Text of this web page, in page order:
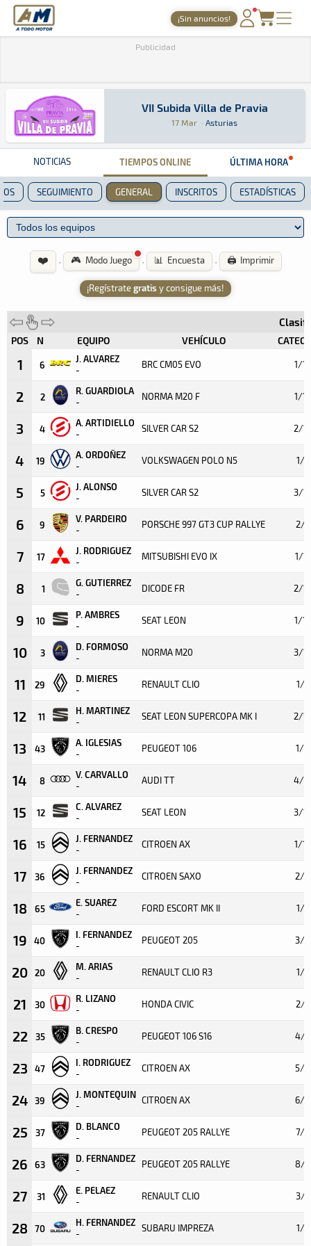
A Todo Motor · Revista del motor desde 1999
¡Sin anuncios!
NOTICIAS
AGENDA
GALERÍAS
TIENDA
ARCHIVO
Publicidad
VII Subida Villa de Pravia
VII Subida Villa de Pravia
17 Mar · Asturias
Montaña · VII Subida Villa de Pravia: Aquí
Asturias
NOTICIAS TIEMPOS ONLINE ÚLTIMA HORA
SEGUIMIENTO GENERAL INSCRITOS ESTADÍSTICAS
❤️ · 🎮 Modo Juego · 📊 Encuesta · 🖨️ Imprimir
¡Regístrategratis y consigue más!
POS N EQUIPO VEHÍCULO
1 6
J. ALVAREZ
- BRC CM05 EVO 1/15
2 2
R. GUARDIOLA
- NORMA M20 F 1/14
3 4
A. ARTIDIELLO
- SILVER CAR S2 2/15
4 19
A. ORDOÑEZ
- VOLKSWAGEN POLO N5 1/7
5 5
J. ALONSO
- SILVER CAR S2 3/15
6 9
V. PARDEIRO
- PORSCHE 997 GT3 CUP RALLYE 2/7
7 17
J. RODRIGUEZ
- MITSUBISHI EVO IX 1/11
8 1
G. GUTIERREZ
- DICODE FR 2/
9 10
P. AMBRES
- SEAT LEON 1/13
10 3
D. FORMOSO
- NORMA M20 3/
11 29
D. MIERES
- RENAULT CLIO 1/9
12 11
H. MARTINEZ
- SEAT LEON SUPERCOPA MK I 2/13
13 43
A. IGLESIAS
- PEUGEOT 106 1/8
14 8
V. CARVALLO
- AUDI TT 4/
15 12
C. ALVAREZ
- SEAT LEON 3/13
16 15
J. FERNANDEZ
- CITROEN AX 1/12
17 36
J. FERNANDEZ
- CITROEN SAXO 2/8
18 65
E. SUAREZ
- FORD ESCORT MK II 1/2
19 40
I. FERNANDEZ
- PEUGEOT 205 3/8
20 20
M. ARIAS
- RENAULT CLIO R3 1/5
21 30
R. LIZANO
- HONDA CIVIC 2/9
22 35
B. CRESPO
- PEUGEOT 106 S16 4/8
23 47
I. RODRIGUEZ
- CITROEN AX 5/8
24 39
J. MONTEQUIN
- CITROEN AX 6/8
25 37
D. BLANCO
- PEUGEOT 205 RALLYE 7/8
26 63
D. FERNANDEZ
- PEUGEOT 205 RALLYE 8/8
27 31
E. PELAEZ
- RENAULT CLIO 3/9
28 70
H. FERNANDEZ
- SUBARU IMPREZA 1/3